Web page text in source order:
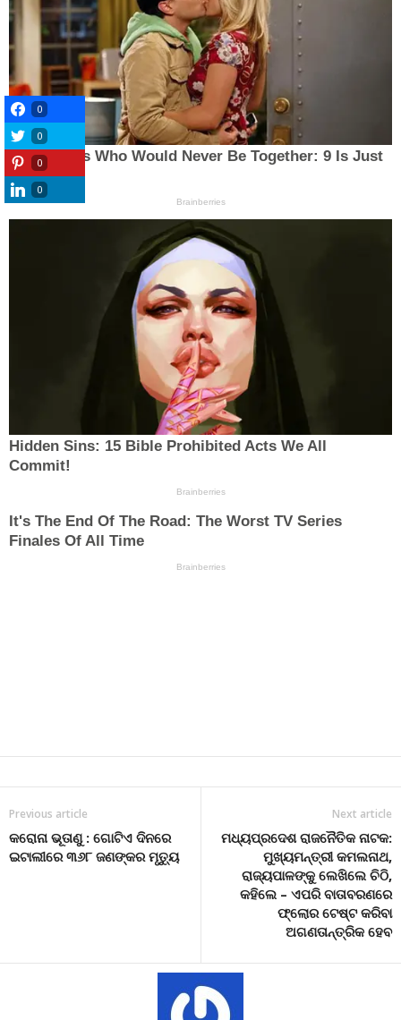
Previous article
କରୋନା ଭୂତାଣୁ : ଗୋଟିଏ ଦିନରେ
ଇଟାଲୀରେ ୩୬୮ ଜଣଙ୍କର ମୃତ୍ୟୁ
Next article
ମଧ୍ୟପ୍ରଦେଶ ରାଜନୈତିକ ନାଟକ:
ମୁଖ୍ୟମନ୍ତ୍ରୀ କମଲନାଥ,
ରାଜ୍ୟପାଳଙ୍କୁ ଲେଖିଲେ ଚିଠି,
କହିଲେ – ଏପରି ବାତାବରଣରେ
ଫ୍ଲୋର ଟେଷ୍ଟ କରିବା
ଅଗଣତାନ୍ତ୍ରିକ ହେବ
0
0
0
0